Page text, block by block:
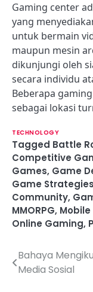
Gaming center
yang
untuk bermain
maupun mesin
dikunjungi oleh
secara individu
Beberapa
sebagai lokasi
TECHNOLOGY
Tagged Battle
Competitive
Games, Game
Game Strategies
Community,
MMORPG,
Online Gaming,
PBahaya
Media Sosial